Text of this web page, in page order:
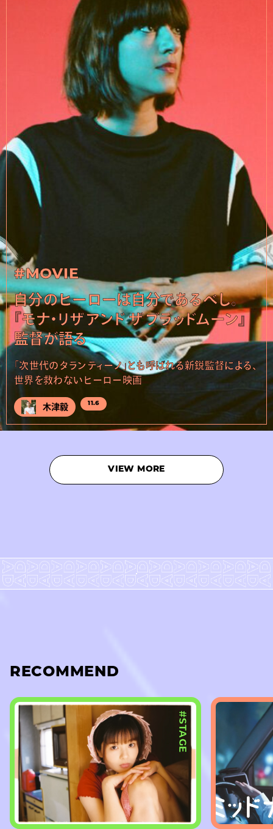
#MOVIE
自分のヒーローは自分であるべし。
『モナ・リザ アンド ザ ブラッドムーン』
監督が語る
「次世代のタランティーノ」とも呼ばれる新鋭監督による、
世界を救わないヒーロー映画
木津毅 11.6
VIEW MORE
RECOMMEND
#STAGE